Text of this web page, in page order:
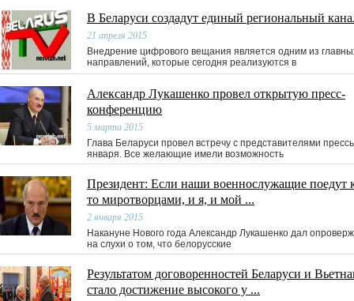
В Беларуси создадут единый региональный
21 апреля 2015
Внедрение цифрового вещания является одним из
направлений, которые сегодня реализуются в
Александр Лукашенко провел открытую пресс-
конференцию
5 марта 2015
Глава Беларуси провел встречу с представителями
января. Все желающие имели возможность
Президент: Если наши военнослужащие поедут
то миротворцами, и я, и мой ...
2 января 2015
Накануне Нового года Александр Лукашенко дал
на слухи о том, что белорусские
Результатом договоренностей Беларуси и
стало достижение высокого у ...